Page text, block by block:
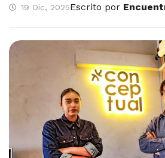
19 Dic, 2025Escrito por